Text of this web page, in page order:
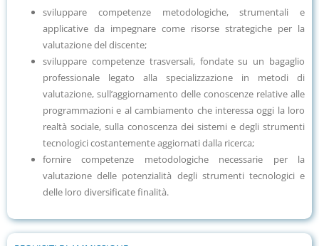
sviluppare competenze metodologiche, strumentali e
applicative da impegnare come risorse strategiche per la
valutazione del discente;
sviluppare competenze trasversali, fondate su un bagaglio
professionale legato alla specializzazione in metodi di
valutazione, sull’aggiornamento delle conoscenze relative alle
programmazioni e al cambiamento che interessa oggi la loro
realtà sociale, sulla conoscenza dei sistemi e degli strumenti
tecnologici costantemente aggiornati dalla ricerca;
fornire competenze metodologiche necessarie per la
valutazione delle potenzialità degli strumenti tecnologici e
delle loro diversificate finalità.